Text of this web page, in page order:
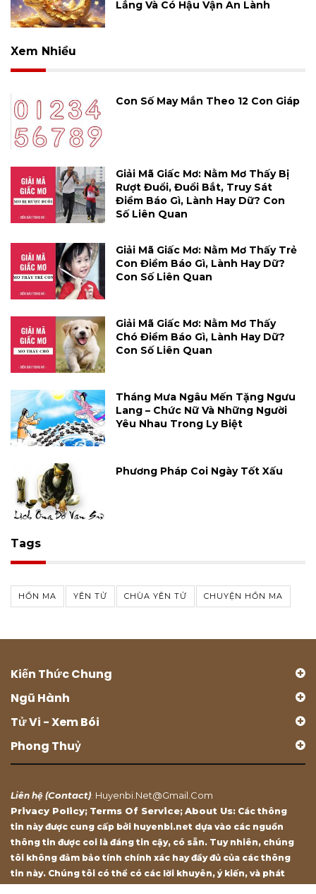
Lắng Và Có Hậu Vận An Lành
Xem Nhiều
Con Số May Mắn Theo 12 Con Giáp
Giải Mã Giấc Mơ: Nằm Mơ Thấy Bị
Rượt Đuổi, Đuổi Bắt, Truy Sát
Điềm Báo Gì, Lành Hay Dữ? Con
Số Liên Quan
Giải Mã Giấc Mơ: Nằm Mơ Thấy Trẻ
Con Điềm Báo Gì, Lành Hay Dữ?
Con Số Liên Quan
Giải Mã Giấc Mơ: Nằm Mơ Thấy
Chó Điềm Báo Gì, Lành Hay Dữ?
Con Số Liên Quan
Tháng Mưa Ngâu Mến Tặng Ngưu
Lang – Chức Nữ Và Những Người
Yêu Nhau Trong Ly Biệt
Phương Pháp Coi Ngày Tốt Xấu
Tags
HỒN MA YÊN TỬ CHÙA YÊN TỬ CHUYỆN HỒN MA
Kiến Thức Chung
Ngũ Hành
Tử Vi - Xem Bói
Phong Thuỷ
Liên hệ (Contact): Huyenbi.net@gmail.com
Privacy Policy; Terms Of Service; About Us: Các thông
tin này được cung cấp bởi huyenbi.net dựa vào các nguồn
thông tin được coi là đáng tin cậy, có sẵn. Tuy nhiên, chúng
tôi không đảm bảo tính chính xác hay đầy đủ của các thông
tin này. Chúng tôi có thể có các lời khuyên, ý kiến, và phát